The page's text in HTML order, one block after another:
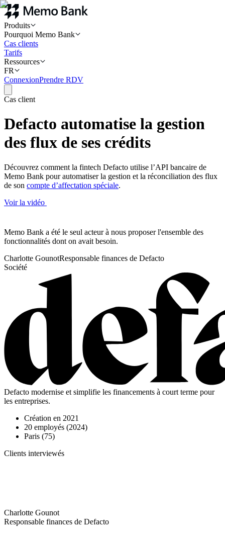
Produits
Pourquoi Memo Bank
Cas clients
Tarifs
Ressources
FR
ConnexionPrendre RDV
Cas client
Defacto automatise la gestion
des flux de ses crédits
Découvrez comment la fintech Defacto utilise l’API bancaire de
Memo Bank pour automatiser la gestion et la réconciliation des flux
de son compte d’affectation spéciale.
Voir la vidéo
Memo Bank a été le seul acteur à nous proposer l'ensemble des
fonctionnalités dont on avait besoin.
Charlotte GounotResponsable finances de Defacto
Société
Defacto modernise et simplifie les financements à court terme pour
les entreprises.
Création en 2021
20 employés (2024)
Paris (75)
Clients interviewés
Charlotte Gounot
Responsable finances de Defacto